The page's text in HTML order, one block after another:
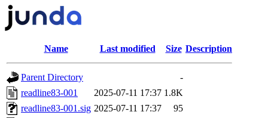
Name Last modified Size Description
Parent Directory
-
readline83-001
2025-07-11 17:37 1.8K
readline83-001.sig 2025-07-11 17:37
95